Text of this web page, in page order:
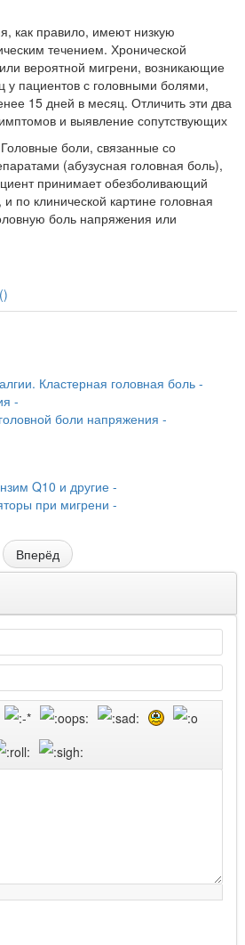
как правило, имеют низкую
течением. Хро­нической
вероятной мигрени, возникающие
пациен­тов с головными болями,
15 дней в месяц. Отли­чить эти два
и выявление сопутствующих
боли, связанные со
(абузусная го­ловная боль),
принимает обезболивающий
по клинической картине головная
боль напря­жения или
)
Кластерная головная боль -
-
боли напряжения -
Q10 и другие -
при мигрени -
Вперёд